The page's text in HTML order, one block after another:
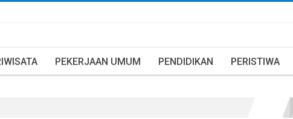
PEKERJAAN UMUM PENDIDIKAN PERISTIWA